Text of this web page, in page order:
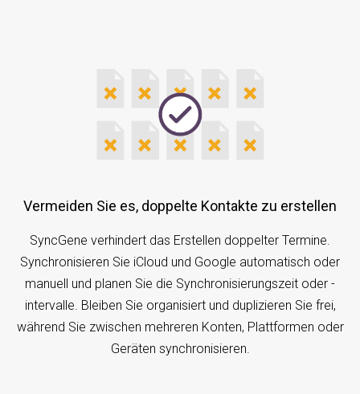
Vermeiden Sie es, doppelte Kontakte zu erstellen
SyncGene verhindert das Erstellen doppelter Termine.
Synchronisieren Sie iCloud und Google automatisch oder
manuell und planen Sie die Synchronisierungszeit oder -
intervalle. Bleiben Sie organisiert und duplizieren Sie frei,
während Sie zwischen mehreren Konten, Plattformen oder
Geräten synchronisieren.